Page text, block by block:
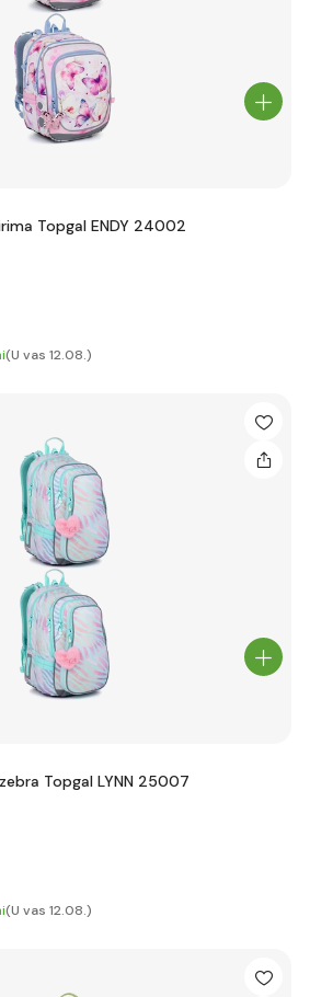
Topgal ENDY 24002
(U vas 12.08.)
Topgal LYNN 25007
(U vas 12.08.)